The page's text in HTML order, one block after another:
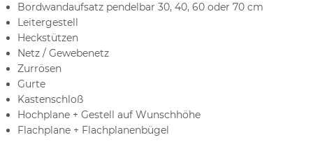
Bordwandaufsatz pendelbar 30, 40, 60 oder 70 cm
Leitergestell
Heckstützen
Netz / Gewebenetz
Zurrösen
Gurte
Kastenschloß
Hochplane + Gestell auf Wunschhöhe
Flachplane + Flachplanenbügel